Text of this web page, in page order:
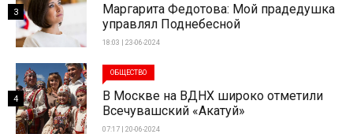
Маргарита Федотова: Мой прадедушка
управлял Поднебесной
18:03 | 23-06-2024
3
ОБЩЕСТВО
В Москве на ВДНХ широко отметили
Всечувашский «Акатуй»
07:17 | 20-06-2024
4